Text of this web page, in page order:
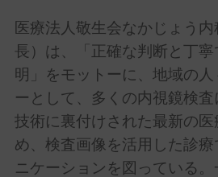
医療法人敬生会なかじょう
長）は、「正確な判断と丁
明」をモットーに、地域の人
ーとして、多くの内視鏡検査
技術に裏付けされた最新の医
め、検査画像を活用した診療
ニケーションを図っている